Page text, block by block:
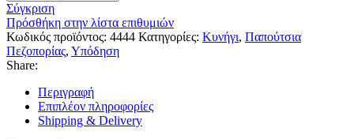
Σύγκριση
Πρόσθήκη στην λίστα επιθυμιών
Κωδικός προϊόντος: 4444 Κατηγορίες: Κυνήγι, Παπούτσια
Πεζοπορίας, Υπόδηση
Share:
Περιγραφή
Επιπλέον πληροφορίες
Shipping & Delivery